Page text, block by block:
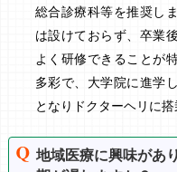
総合診療科等を推奨し
は設けておらず、卒業
よく研修できることが
多彩で、大学院に進学
となりドクターヘリに
地域医療に興味があ